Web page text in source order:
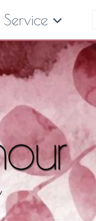
Service